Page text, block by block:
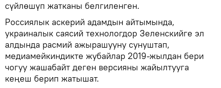
сүйлөшүп жатканы белгиленген.
Россиялык аскерий адамдын айтымында,
украиналык саясий технологдор Зеленскийге эл
алдында расмий ажырашууну сунуштап,
медиамейкиндикте жубайлар 2019-жылдан бери
чогуу жашабайт деген версияны жайылтууга
кеңеш берип жатышат.